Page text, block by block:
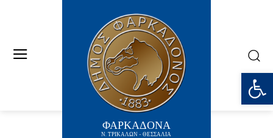
ΦΑΡΚΑΔΟΝΑ
Ν. ΤΡΙΚΑΛΩΝ - ΘΕΣΣΑΛΙΑ